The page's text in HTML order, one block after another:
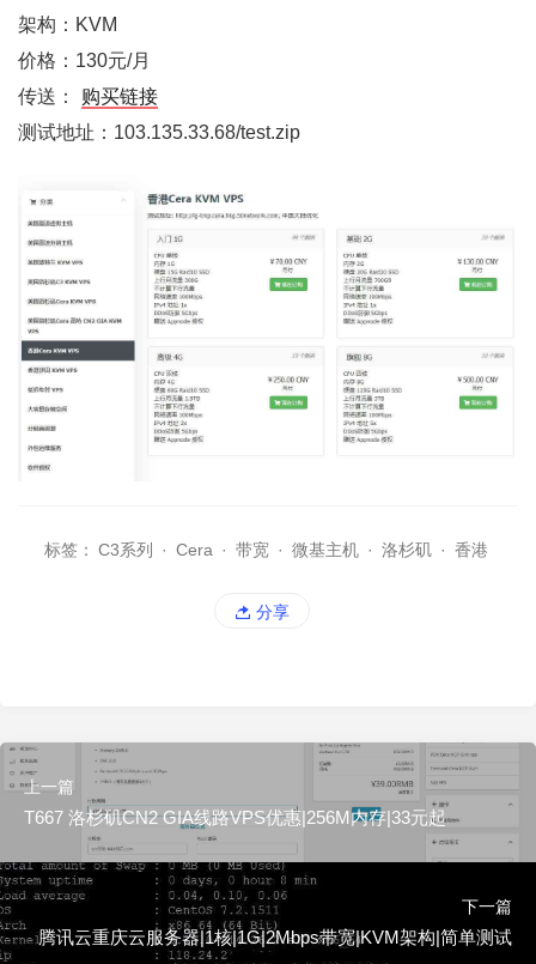
架构：KVM
价格：130元/月
传送：
购买链接
测试地址：103.135.33.68/test.zip
标签： C3系列 · Cera · 带宽 · 微基主机 · 洛杉矶 · 香港
分享
上一篇
T667 洛杉矶CN2 GIA线路VPS优惠|256M内存|33元起
下一篇
腾讯云重庆云服务器|1核|1G|2Mbps带宽|KVM架构|简单测试